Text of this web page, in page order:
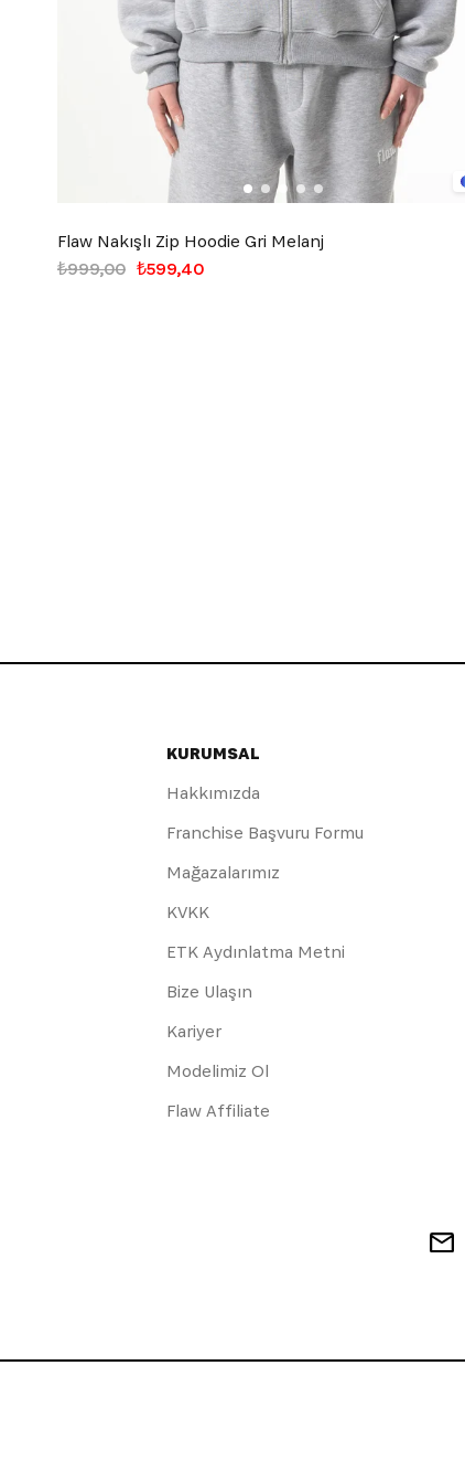
Flaw Nakışlı Zip Hoodie Gri Melanj
₺599,40
₺999,00
KURUMSAL
Hakkımızda
Franchise Başvuru Formu
Mağazalarımız
KVKK
ETK Aydınlatma Metni
Bize Ulaşın
Kariyer
Modelimiz Ol
Flaw Affiliate